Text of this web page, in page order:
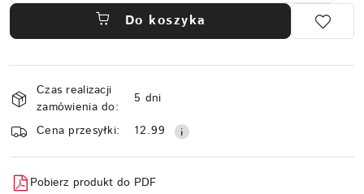
Do koszyka
Dostępność
i
dostawa
Czas realizacji
zamówienia do:
5 dni
Cena przesyłki:
12.99
Pobierz produkt do PDF